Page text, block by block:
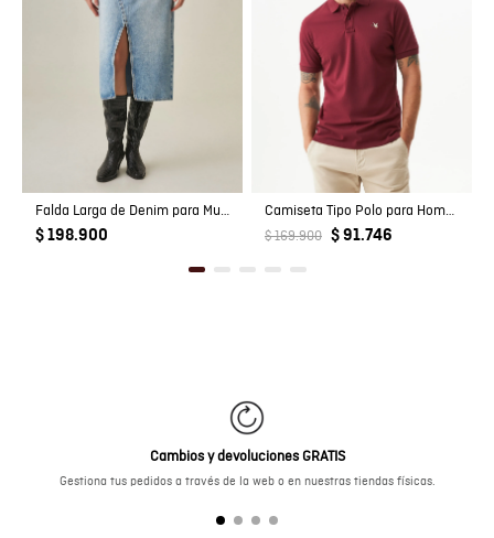
Falda Larga de Denim para Mujer
$ 198.900
Camiseta Tipo Polo para Hombre
$ 169.900 $ 91.746
Cambios y devoluciones GRATIS
Gestiona tus pedidos a través de la web o en nuestras tiendas físicas.